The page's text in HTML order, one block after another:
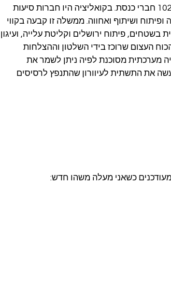
לאומי רחבה במיוחד, אשר נשענה על קואליציה של 102 חברי כנסת. בקואליציה היו חברות סיעות
ושיתוף ואחווה. ממשלה זו קבעה בקווי
פיתוח ירושלים וקליטת עלייה, ועיגון
העצום שרוכז בידי השלטון וההצלחות
מערכתית מסוכנת לפיה ניתן לשמר את
את התשתית לעיוורון שהתנפץ לרסיסים
כשאני מעלה משהו חדש: